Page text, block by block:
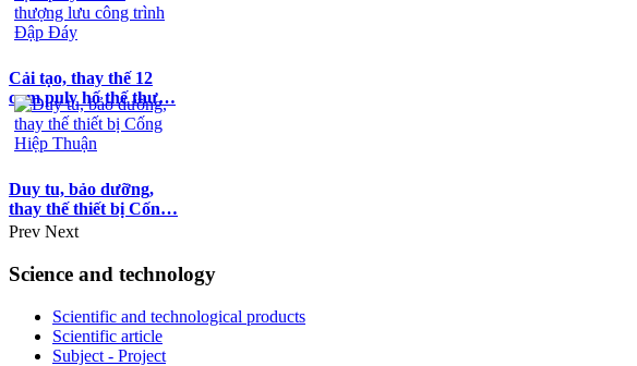
Cải tạo, thay thế 12
cụm puly hố thế thư…
Duy tu, bảo dưỡng,
thay thế thiết bị Cốn…
Prev Next
Science and technology
Scientific and technological products
Scientific article
Subject - Project